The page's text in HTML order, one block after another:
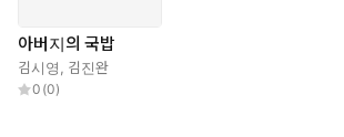
피란길에 나서야 합니다. 열두 살 두수가 소영
서 말이지요.
이렇듯 이야기 전반에는 6·25 전쟁과 시간적으
아버지의 국밥
김시영 김진완
0 (0)